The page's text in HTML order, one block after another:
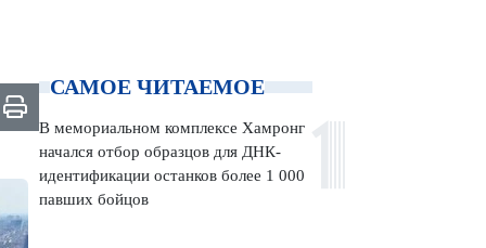
САМОЕ ЧИТАЕМОЕ
В мемориальном комплексе Хамронг
начался отбор образцов для ДНК-
идентификации останков более 1 000
павших бойцов